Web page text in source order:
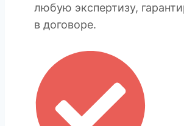
любую экспертизу,
в договоре.